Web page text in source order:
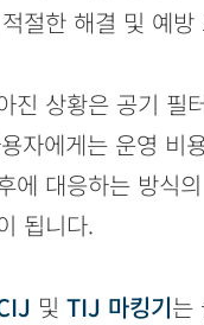
절한 해결 및 예
진 상황은 공기 필
자에게는 운영 비
에 대응하는 방식
됩니다.
및TIJ 마킹기는